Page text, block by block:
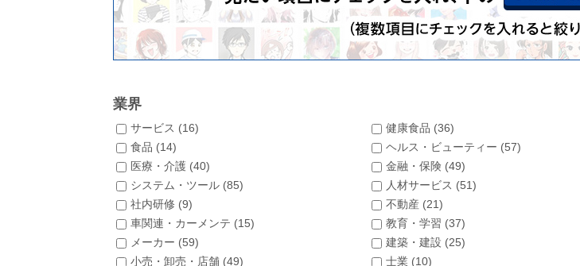
業界
サービス (16) 健康食品 (36)
食品 (14) ヘルス・ビューティー (57)
医療・介護 (40) 金融・保険 (49)
システム・ツール (85) 人材サービス (51)
社内研修 (9) 不動産 (21)
車関連・カーメンテ (15) 教育・学習 (37)
メーカー (59) 建築・建設 (25)
小売・卸売・店舗 (49) 士業 (10)